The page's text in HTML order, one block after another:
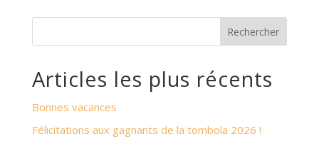
Rechercher
Articles les plus récents
Bonnes vacances
Félicitations aux gagnants de la tombola 2026 !